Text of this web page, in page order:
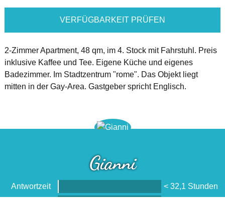
VERFÜGBARKEIT PRÜFEN
2-Zimmer Apartment, 48 qm, im 4. Stock mit Fahrstuhl. Preis
inklusive Kaffee und Tee. Eigene Küche und eigenes
Badezimmer. Im Stadtzentrum "rome". Das Objekt liegt
mitten in der Gay-Area. Gastgeber spricht Englisch.
Gianni
Antwortzeit
< 32,1 Stunden